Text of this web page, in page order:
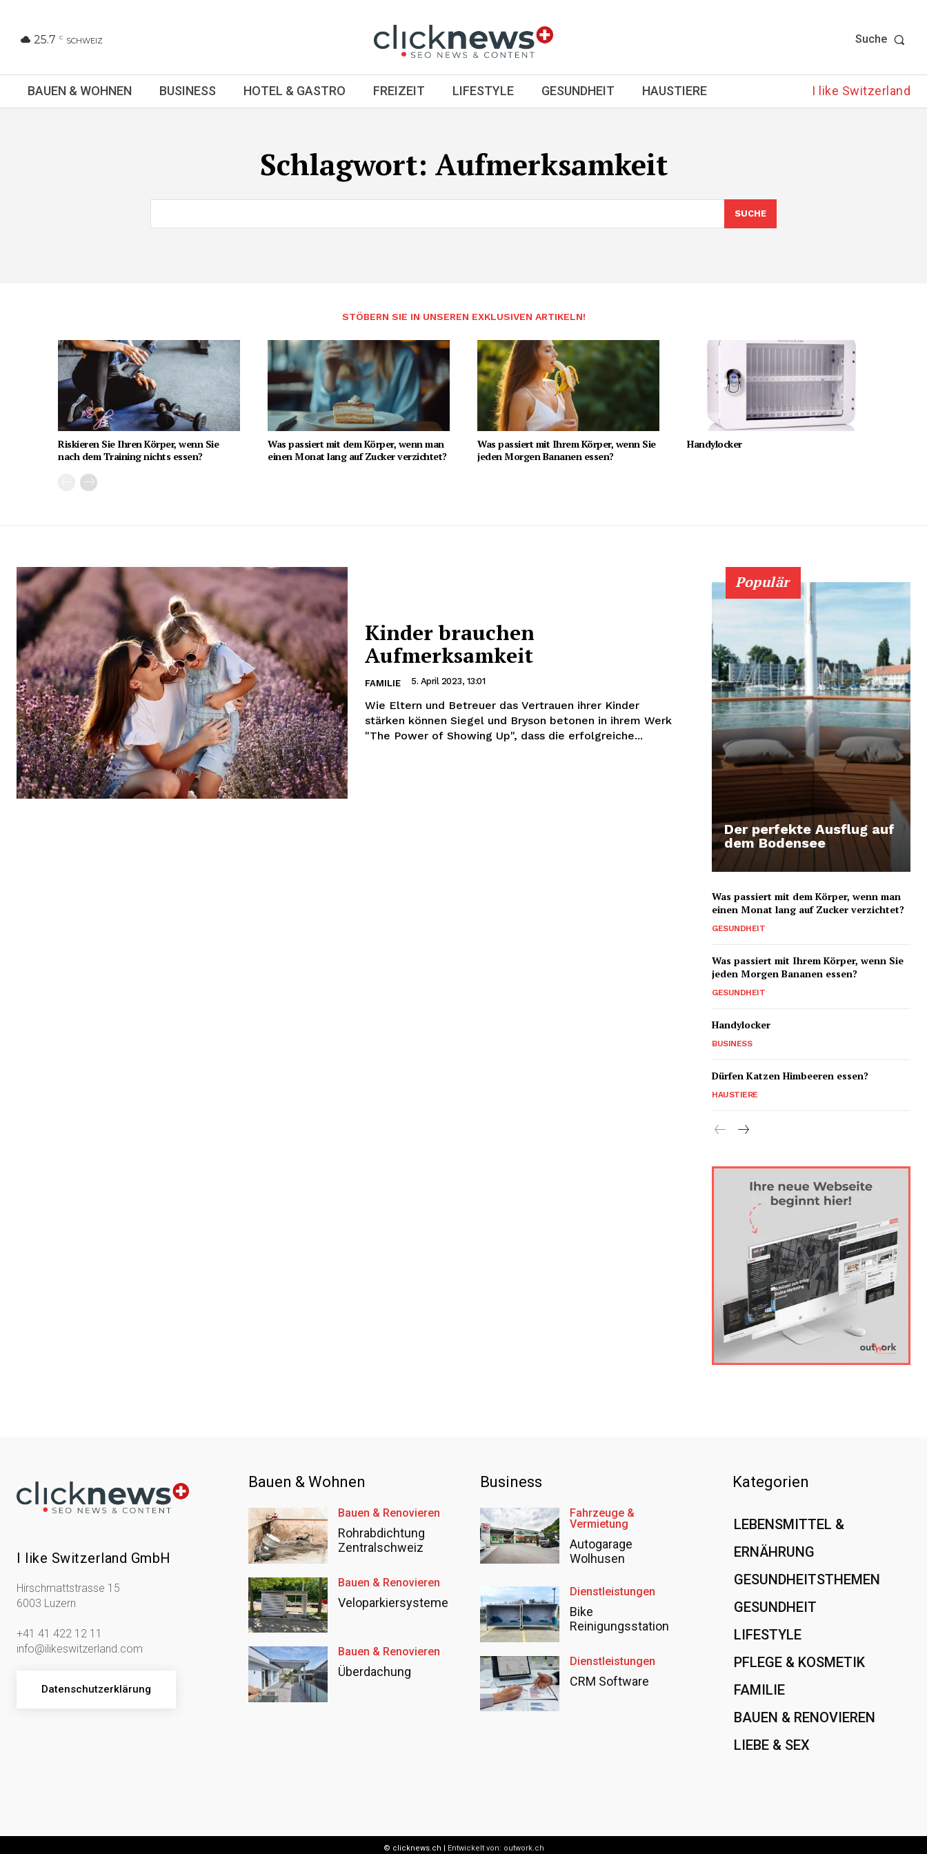
25.7 C SCHWEIZ Suche
BAUEN & WOHNEN BUSINESS HOTEL & GASTRO FREIZEIT LIFESTYLE GESUNDHEIT HAUSTIERE I like Switzerland
Schlagwort: Aufmerksamkeit
SUCHE
STÖBERN SIE IN UNSEREN EXKLUSIVEN ARTIKELN!
Riskieren Sie Ihren Körper, wenn Sie
nach dem Training nichts essen?
Was passiert mit dem Körper, wenn man
einen Monat lang auf Zucker verzichtet?
Was passiert mit Ihrem Körper, wenn Sie
jeden Morgen Bananen essen?
Handylocker
Kinder brauchen
Aufmerksamkeit
FAMILIE 5. April 2023, 13:01
Wie Eltern und Betreuer das Vertrauen ihrer Kinder
stärken können Siegel und Bryson betonen in ihrem Werk
"The Power of Showing Up", dass die erfolgreiche...
Populär
Der perfekte Ausflug auf
dem Bodensee
Was passiert mit dem Körper, wenn man
einen Monat lang auf Zucker verzichtet?
GESUNDHEIT
Was passiert mit Ihrem Körper, wenn Sie
jeden Morgen Bananen essen?
GESUNDHEIT
Handylocker
BUSINESS
Dürfen Katzen Himbeeren essen?
HAUSTIERE
I like Switzerland GmbH
Hirschmattstrasse 15
6003 Luzern
+41 41 422 12 11
info@ilikeswitzerland.com
Datenschutzerklärung
Bauen & Wohnen
Bauen & Renovieren
Rohrabdichtung
Zentralschweiz
Bauen & Renovieren
Veloparkiersysteme
Bauen & Renovieren
Überdachung
Business
Fahrzeuge &
Vermietung
Autogarage
Wolhusen
Dienstleistungen
Bike
Reinigungsstation
Dienstleistungen
CRM Software
Kategorien
LEBENSMITTEL &
ERNÄHRUNG
GESUNDHEITSTHEMEN
GESUNDHEIT
LIFESTYLE
PFLEGE & KOSMETIK
FAMILIE
BAUEN & RENOVIEREN
LIEBE & SEX
© clicknews.ch | Entwickelt von: outwork.ch